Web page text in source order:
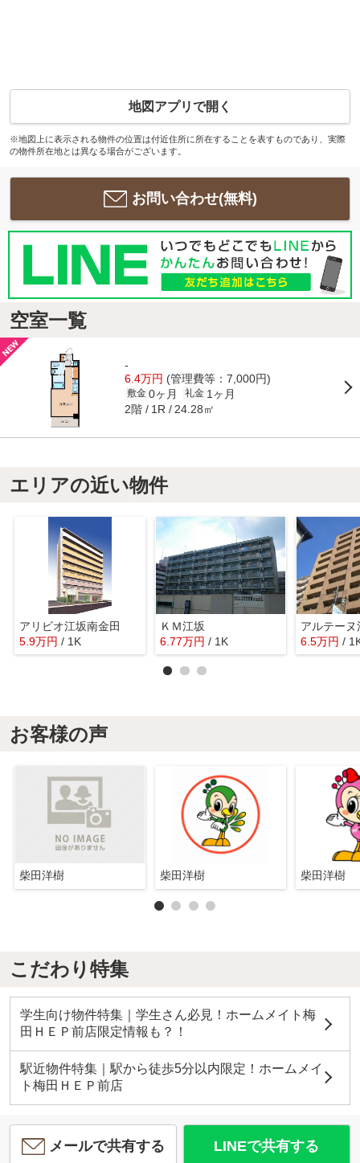
地図アプリで開く
※地図上に表示される物件の位置は付近住所に所在することを表すものであり、実際
の物件所在地とは異なる場合がございます。
お問い合わせ(無料)
空室一覧
-
6.4万円 (管理費等：7,000円)
敷金 0ヶ月 礼金 1ヶ月
2階 1R 24.28㎡
エリアの近い物件
アリビオ江坂南金田
5.9万円 / 1K
ＫＭ江坂
6.77万円 / 1K
アルテーヌ
6.5万円 /
お客様の声
柴田洋樹 柴田洋樹 柴田洋樹
こだわり特集
学生向け物件特集｜学生さん必見！ホームメイト梅
田ＨＥＰ前店限定情報も？！
駅近物件特集｜駅から徒歩5分以内限定！ホームメイ
ト梅田ＨＥＰ前店
メールで共有する LINEで共有する